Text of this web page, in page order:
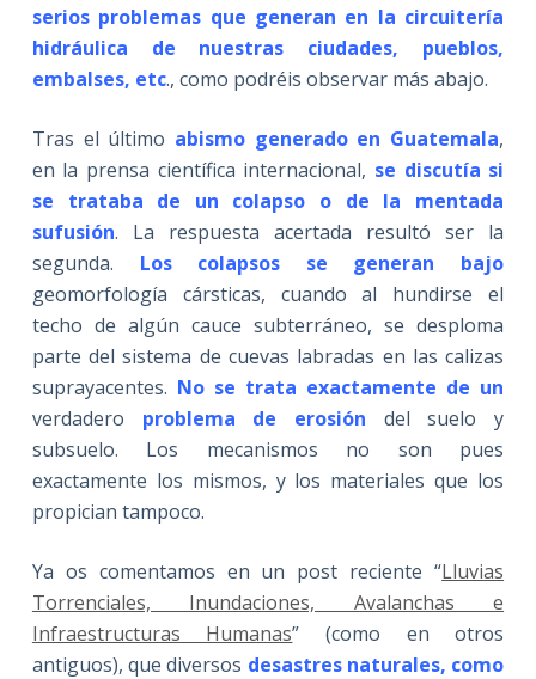
serios problemas que generan en la circuitería
hidráulica de nuestras ciudades, pueblos,
embalses, etc., como podréis observar más abajo.
Tras el último abismo generado en Guatemala,
en la prensa científica internacional, se discutía si
se trataba de un colapso o de la mentada
sufusión. La respuesta acertada resultó ser la
segunda. Los colapsos se generan bajo
geomorfología cársticas, cuando al hundirse el
techo de algún cauce subterráneo, se desploma
parte del sistema de cuevas labradas en las calizas
suprayacentes. No se trata exactamente de un
verdadero problema de erosión
del suelo y
subsuelo. Los mecanismos no son pues
exactamente los mismos, y los materiales que los
propician tampoco.
Ya os comentamos en un post reciente “Lluvias
Torrenciales, Inundaciones, Avalanchas e
Infraestructuras Humanas” (como en otros
antiguos), que diversos desastres naturales, como